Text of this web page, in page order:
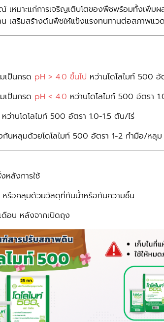
หมาะแก่การเจริญเติบโตของพืชพร้อมทั้งเพิ่มผ
เสริมสร้างต้นพืชให้แข็งแรงทนทานต่อสภาพแว
เป็นกรด pH > 4.0 ขึ้นไป หว่านโดโลไมท์ 500
เป็นกรด pH < 4.0 หว่านโดโลไมท์ 500 อัตรา
านโดโลไมท์ 500 อัตรา 1.0-1.5 ตัน/ไร่
นหลุมด้วยโดโลไมท์ 500 อัตรา 1-2 กำมือ/หลุม
หลังการใช้
หรือคลุมด้วยวัสดุที่กันน้ำหรือกันความชื้น
ดือน หลังจากเปิดถุง